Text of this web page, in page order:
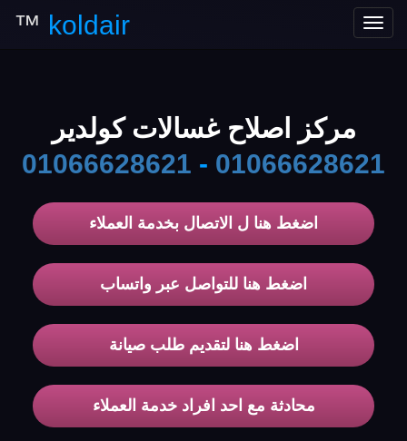
Toggle
koldair
™
مركز اصلاح غسالات كولدير
01066628621
-
01066628621
اضغط هنا ل الاتصال بخدمة العملاء
اضغط هنا للتواصل عبر واتساب
اضغط هنا لتقديم طلب صيانة
محادثة مع احد افراد خدمة العملاء